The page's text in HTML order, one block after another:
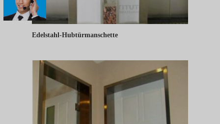
Edelstahl-Hubtürmanschette